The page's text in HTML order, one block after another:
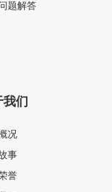
题解答
我们
况
事
誉